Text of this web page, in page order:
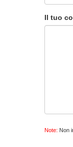
Il tuo
Note: Non